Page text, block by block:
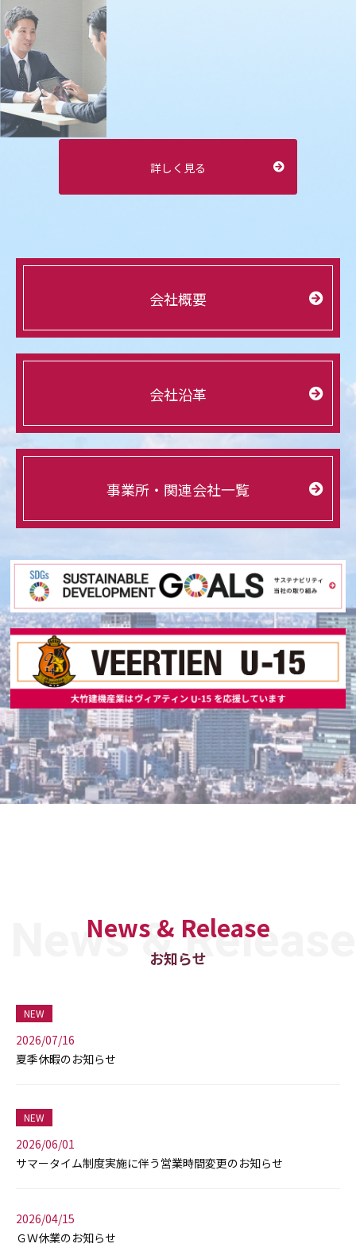
詳しく見る
会社概要
会社沿革
事業所・関連会社一覧
News & Release
お知らせ
NEW
2026/07/16
夏季休暇のお知らせ
NEW
2026/06/01
サマータイム制度実施に伴う営業時間変更のお知らせ
2026/04/15
ＧＷ休業のお知らせ